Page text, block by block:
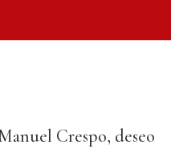
Crespo, deseo